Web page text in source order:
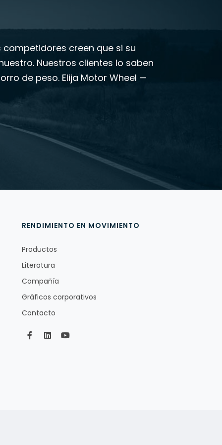
creen que si su
Nuestros clientes lo saben
de peso. Elija Motor Wheel —
RENDIMIENTO EN MOVIMIENTO
Productos
Literatura
Compañía
Gráficos corporativos
Contacto